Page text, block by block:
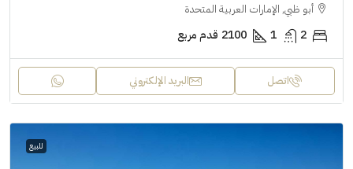
أبو ظبي, الإمارات العربية المتحدة
2
1
2100 قدم مربع
اتصل البريد الإلكتروني
للبيع